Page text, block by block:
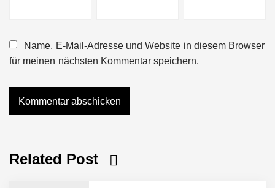
Name, E-Mail-Adresse und Website in diesem Browser
für meinen nächsten Kommentar speichern.
Related Post